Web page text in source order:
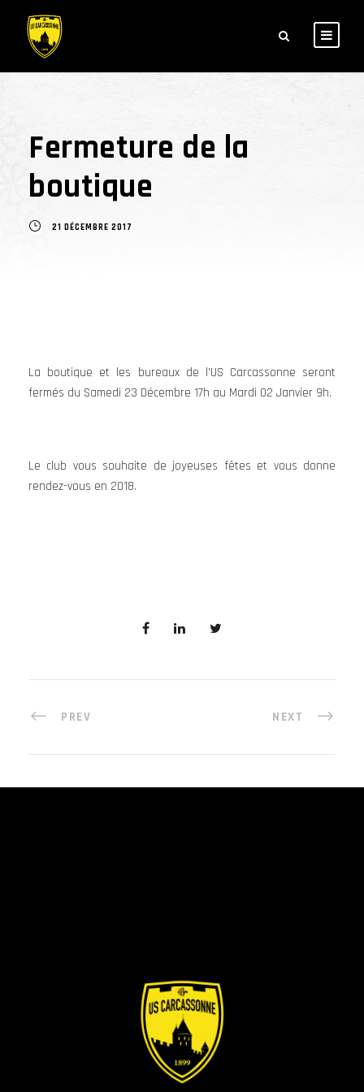
Fermeture de la
boutique
21 DÉCEMBRE 2017
La boutique et les bureaux de l’US Carcassonne seront
fermés du Samedi 23 Décembre 17h au Mardi 02 Janvier 9h.
Le club vous souhaite de joyeuses fêtes et vous donne
rendez-vous en 2018.
PREV NEXT